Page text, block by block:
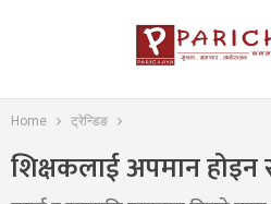
Home ट्रेन्डिङ
शिक्षकलाई अपमान होइन